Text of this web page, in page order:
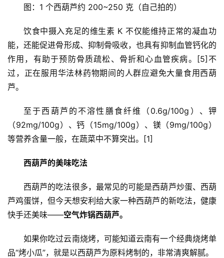
图：1 个西葫芦约 200~250 克（自己拍的）
饮食中摄入充足的维生素 K 不仅能维持正常的凝血功
能，还能促进骨形成、抑制骨吸收，也具有抑制血管钙化的
作用，有助于预防骨质疏松、骨折和心血管疾病。[5]不
过，正在服用华法林药物期间的人群应避免大量食用西葫
芦。
至于西葫芦的不溶性膳食纤维（0.6g/100g）、钾
（92mg/100g）、钙（15mg/100g）、镁（9mg/100g）
等营养含量一般，在蔬菜中不算突出。[1]
西葫芦的美味吃法
西葫芦的吃法很多，最常见的可能是西葫芦炒蛋、西葫
芦鸡蛋饼，但今天想安利给大家一种西葫芦的新吃法，健康
快手还美味——空气炸锅西葫芦。
如果你吃过云南烧烤，可能知道云南有一个经典烧烤单
品“烤小瓜”，就是以西葫芦为原料烤制的，非常清爽解腻。